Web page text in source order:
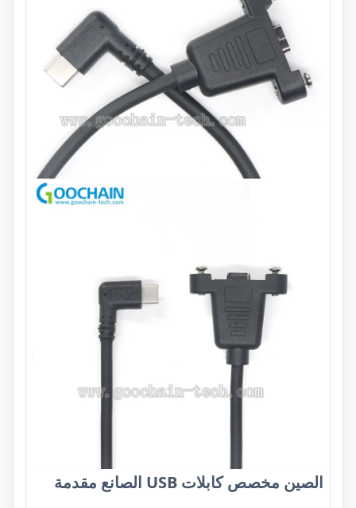
الصين مخصص كابلات USB الصانع مقدمة